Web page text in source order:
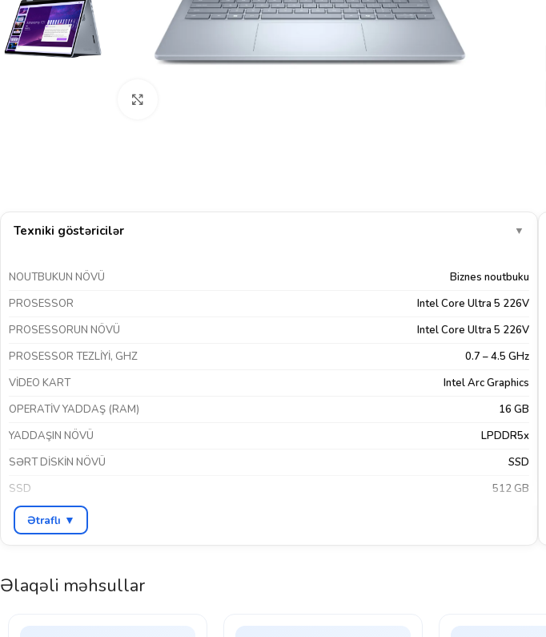
Texniki göstəricilər ▼
NOUTBUKUN NÖVÜ
Biznes noutbuku
PROSESSOR
Intel Core Ultra 5 226V
PROSESSORUN NÖVÜ
Intel Core Ultra 5 226V
PROSESSOR TEZLIYI, GHZ
0.7 – 4.5 GHz
VIDEO KART
Intel Arc Graphics
OPERATIV YADDAŞ (RAM)
16 GB
YADDAŞIN NÖVÜ
LPDDR5x
SƏRT DISKIN NÖVÜ
SSD
SSD
512 GB
EKRAN ÖLÇÜSÜ
ƏMƏLIYYAT SISTEMI
Ətraflı ▼
Əlaqəli məhsullar